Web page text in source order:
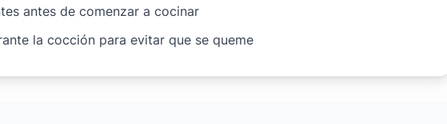
antes de comenzar a cocinar
la cocción para evitar que se queme